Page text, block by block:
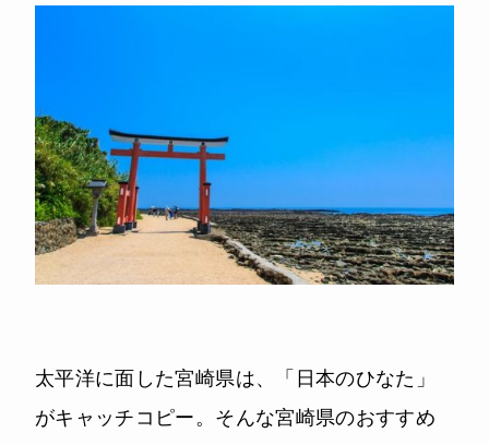
太平洋に面した宮崎県は、「日本のひなた」
がキャッチコピー。そんな宮崎県のおすすめ